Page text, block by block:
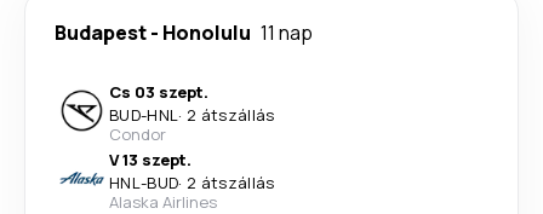
Budapest- Honolulu 11 nap
Cs 03 szept.
BUD-HNL· 2 átszállás
Condor
V 13 szept.
HNL-BUD· 2 átszállás
Alaska Airlines